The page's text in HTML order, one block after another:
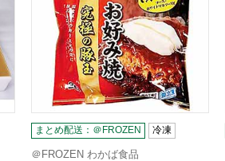
まとめ配送：＠FROZEN 冷凍
＠FROZEN わかば食品